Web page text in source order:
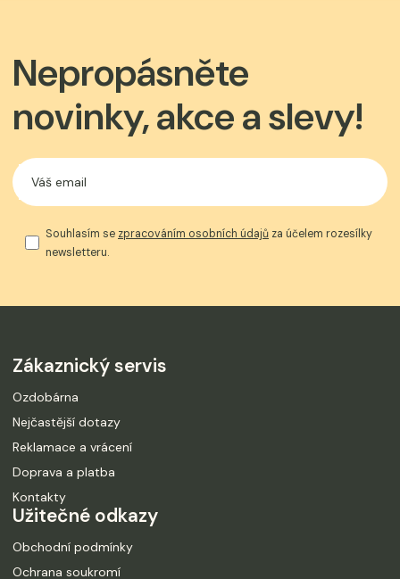
Nepropásněte
novinky, akce a slevy!
Souhlasím se zpracováním osobních údajů za účelem rozesílky
newsletteru.
Zákaznický servis
Ozdobárna
Nejčastější dotazy
Reklamace a vrácení
Doprava a platba
Kontakty
Užitečné odkazy
Obchodní podmínky
Ochrana soukromí